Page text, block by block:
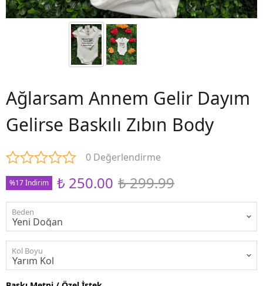
Ağlarsam Annem Gelir Dayım
Gelirse Baskılı Zıbın Body
0 Değerlendirme
%17 İndirim ₺ 250.00 ₺ 299.99
Beden
Kol Boyu